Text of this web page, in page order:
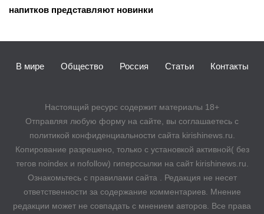
напитков представляют новинки
В мире Общество Россия Статьи Контакты
Настоящий ресурс содержит материалы 18+
Отправляя любую форму на сайте, вы соглашаетесь с
политикой конфиденциальности сайта kirishinews.ru.
Копирование разрешено, только с установкой активной( без
тегов noindex и nofollow) гиперссылки на сайт kirishinews.ru.
Ознакомьтесь с правилами сайта . Редакция не несет
ответственности за содержание комментариев. Мнение
редакции может не совпадать с мнением авторов. Все права